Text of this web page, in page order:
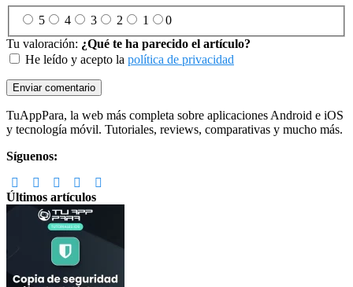
5 4 3 2 1
0
Tu valoración: ¿Qué te ha parecido el artículo?
He leído y acepto la política de privacidad
Footer
TuAppPara, la web más completa sobre aplicaciones Android e iOS
y tecnología móvil. Tutoriales, reviews, comparativas y mucho más.
Síguenos:
Últimos artículos